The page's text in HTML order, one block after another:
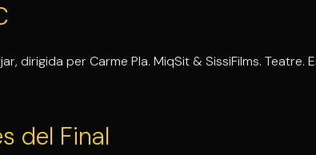
dirigida per Carme Pla. MiqSit & SissiFilms. Teatre.
del Final